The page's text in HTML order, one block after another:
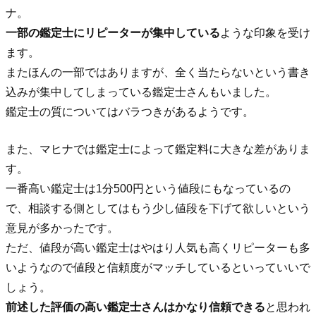
ナ。
一部の鑑定士にリピーターが集中しているような印象を受け
ます。
またほんの一部ではありますが、全く当たらないという書き
込みが集中してしまっている鑑定士さんもいました。
鑑定士の質についてはバラつきがあるようです。
また、マヒナでは鑑定士によって鑑定料に大きな差がありま
す。
一番高い鑑定士は1分500円という値段にもなっているの
で、相談する側としてはもう少し値段を下げて欲しいという
意見が多かったです。
ただ、値段が高い鑑定士はやはり人気も高くリピーターも多
いようなので値段と信頼度がマッチしているといっていいで
しょう。
前述した評価の高い鑑定士さんはかなり信頼できると思われ